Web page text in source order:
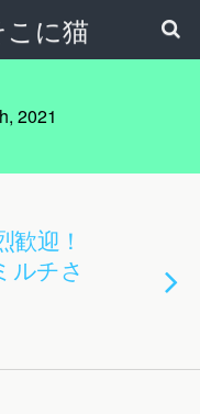
に猫
2021
歓迎！
ルチさ